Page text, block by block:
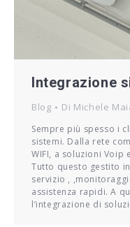
Integrazione
Blog Di Michele
Sempre più spesso i
sistemi. Dalla rete
WIFI, a soluzioni Voip
Tutto questo gestito
servizio ,
assistenza rapidi. A
l’integrazione di